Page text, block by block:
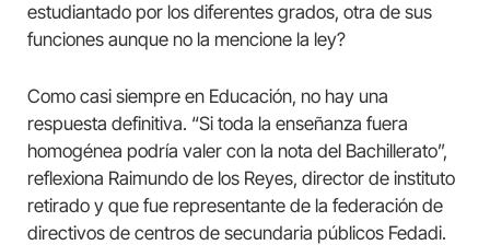
estudiantado por los diferentes grados, otra de sus
funciones aunque no la mencione la ley?
Como casi siempre en Educación, no hay una
respuesta definitiva. “Si toda la enseñanza fuera
homogénea podría valer con la nota del Bachillerato”,
reflexiona Raimundo de los Reyes, director de instituto
retirado y que fue representante de la federación de
directivos de centros de secundaria públicos Fedadi.